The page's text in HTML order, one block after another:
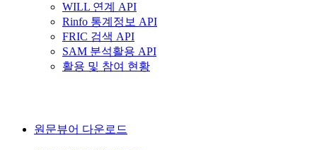
WILL 연계 API
Rinfo 통계정보 API
FRIC 검색 API
SAM 분석활용 API
활용 및 참여 현황
원문뷰어 다운로드